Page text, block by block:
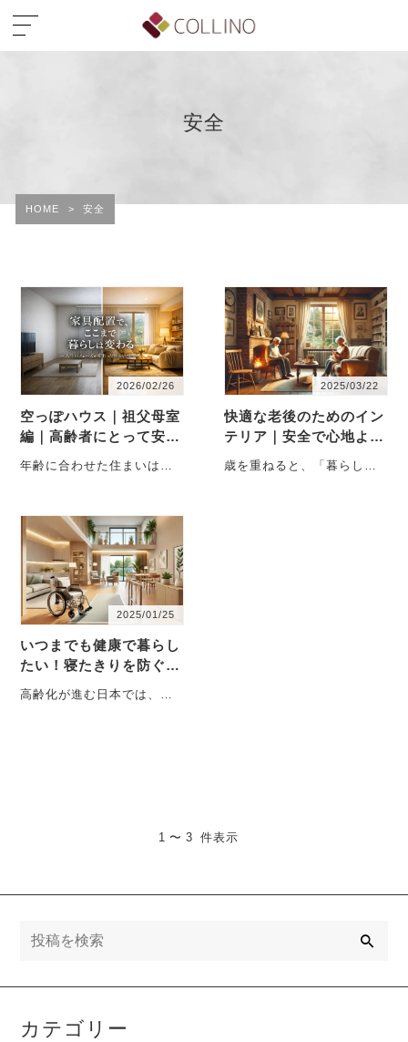
安全
HOME > 安全
2026/02/26
空っぽハウス｜祖父母室
編｜高齢者にとって安心
できる部屋のつくり方
年齢に合わせた住まいは
祖父母が過ご・・・
2025/03/22
快適な老後のためのイン
テリア｜安全で心地よい
暮らしを実現する工夫
歳を重ねると、「暮らしや
2025/01/25
いつまでも健康で暮らし
たい！寝たきりを防ぐ住
まいのポイントを一級建
築士が解説
高齢化が進む日本では、
1 〜 3 件表示
カテゴリー